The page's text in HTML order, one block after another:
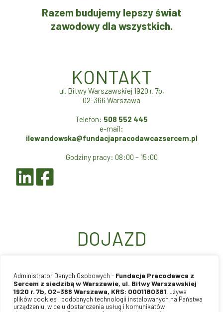
Administrator Danych Osobowych - Fundacja Pracodawca z
Sercem z siedzibą w Warszawie, ul. Bitwy Warszawskiej
1920 r. 7b, 02-366 Warszawa, KRS: 0001180381, używa
plików cookies i podobnych technologii instalowanych na Państwa
urządzeniu, w celu dostarczenia usług i komunikatów
Razem budujemy lepszy świat
zawodowy dla wszystkich.
KONTAKT
ul. Bitwy Warszawskiej 1920 r. 7b,
02-366 Warszawa
Telefon: 508 552 445
e-mail:
ilewandowska@fundacjapracodawcazsercem.pl
Godziny pracy: 08:00 – 15:00
DOJAZD